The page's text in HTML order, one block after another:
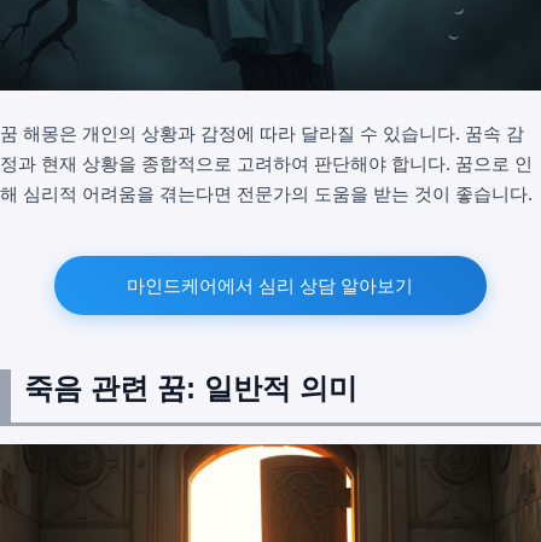
꿈 해몽은 개인의 상황과 감정에 따라 달라질 수 있습니다. 꿈속 감
정과 현재 상황을 종합적으로 고려하여 판단해야 합니다. 꿈으로 인
해 심리적 어려움을 겪는다면 전문가의 도움을 받는 것이 좋습니다.
마인드케어에서 심리 상담 알아보기
죽음 관련 꿈: 일반적 의미